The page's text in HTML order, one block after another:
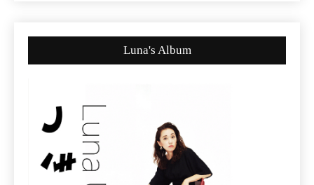
Luna's Album